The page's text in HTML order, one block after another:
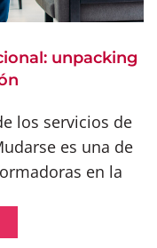
unpacking
los servicios de
es una de
en la